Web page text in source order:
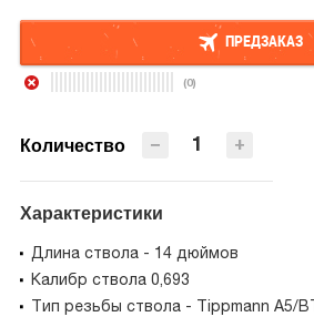
ПРЕДЗАКАЗ
(0)
Количество +
−
Характеристики
Длина ствола - 14 дюймов
Калибр ствола 0,693
Тип резьбы ствола - Tippmann A5/